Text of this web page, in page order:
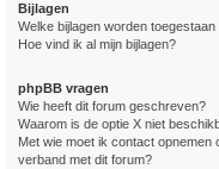
Bijlagen
Welke bijlagen worden
Hoe vind ik al mijn bijlagen?
phpBB vragen
Wie heeft dit forum geschreven?
Waarom is de optie X niet
Met wie moet ik contact
verband met dit forum?